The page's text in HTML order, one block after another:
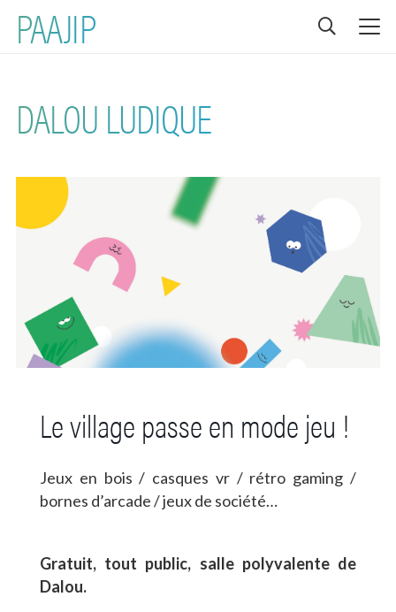
PAAJIP
DALOU LUDIQUE
Le village passe en mode jeu !
Jeux en bois / casques vr / rétro gaming /
bornes d’arcade / jeux de société…
Gratuit, tout public, salle polyvalente de
Dalou.